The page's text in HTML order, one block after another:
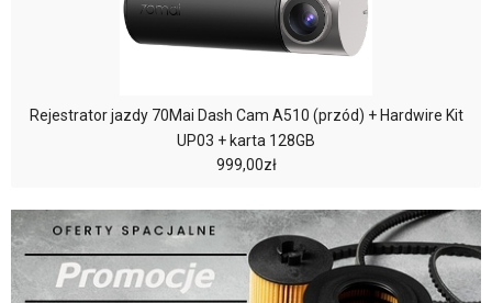
Rejestrator jazdy 70Mai Dash Cam A510 (przód) + Hardwire Kit
UP03 + karta 128GB
999,00zł